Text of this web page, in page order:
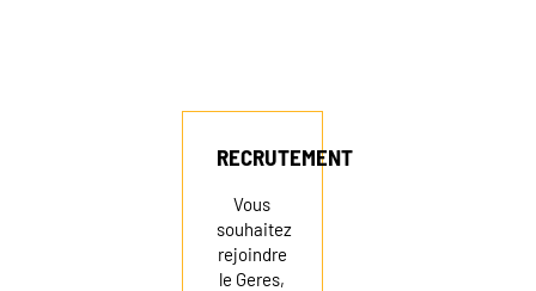
NEWSLETTER
FAIRE UN DON
RECRUTEMENT
Vous
souhaitez
rejoindre
le Geres,